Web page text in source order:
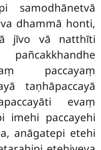
samodhānetvā
dhammā honti,
jīvo vā natthīti
paccayaṃ
taṇhāpaccayā
evaṃ
imehi paccayehi
anāgatepi etehi